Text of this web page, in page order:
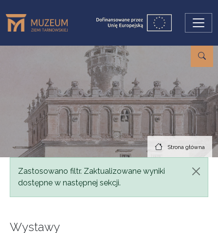
Strona główna
Komunikat
Zastosowano filtr. Zaktualizowane wyniki
dostępne w następnej sekcji.
Wystawy